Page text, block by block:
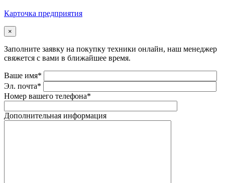
Карточка предприятия
×
Заполните заявку на покупку техники онлайн, наш менеджер
свяжется с вами в ближайшее время.
Ваше имя*
Эл. почта*
Номер вашего телефона*
Дополнительная информация